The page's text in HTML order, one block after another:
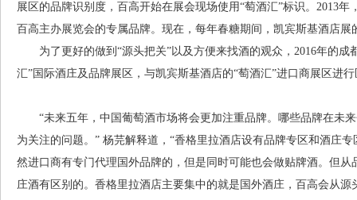
展区的品牌识别度，百高开始在展会现场使用“萄酒汇”标识。2013
百高主办展览会的专属品牌。现在，每年春糖期间，凯宾斯基酒店
为了更好的做到“源头把关”以及方便来找酒的观众，2016年的成
汇”国际酒庄及品牌展区，与凯宾斯基酒店的“萄酒汇”进口商展区进
“未来五年，中国葡萄酒市场将会更加注重品牌。哪些品牌在未
为关注的问题。” 杨芫解释道，“香格里拉酒店设有品牌专区和酒庄
然进口商有专门代理国外品牌的，但是同时可能也会做贴牌酒。但
庄酒有区别的。香格里拉酒店主要集中的就是国外酒庄，百高会从